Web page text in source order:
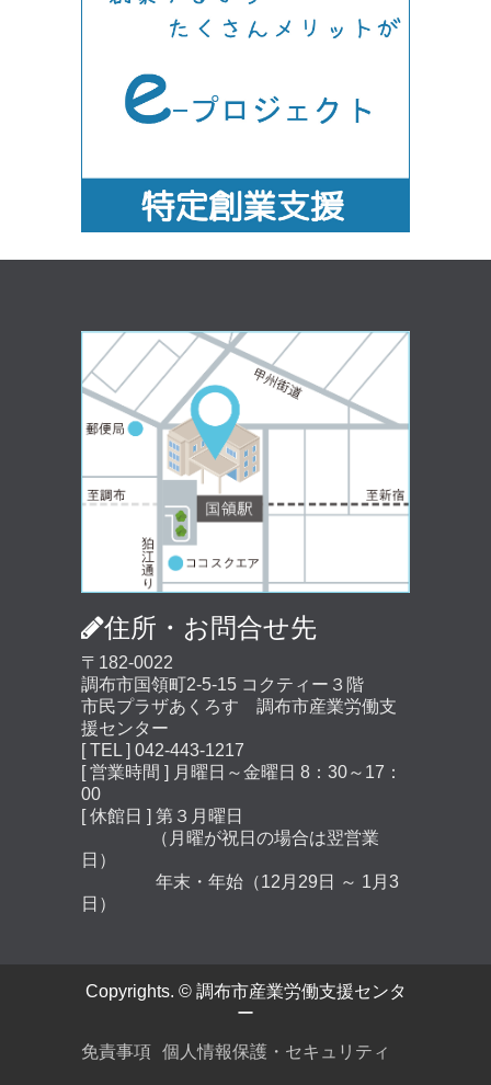
住所・お問合せ先
〒182-0022
調布市国領町2-5-15 コクティー３階
市民プラザあくろす 調布市産業労働支
援センター
[ TEL ] 042-443-1217
[ 営業時間 ] 月曜日～金曜日 8：30～17：
00
[ 休館日 ] 第３月曜日
（月曜が祝日の場合は翌営業
日）
年末・年始（12月29日 ～ 1月3
日）
Copyrights. © 調布市産業労働支援センタ
ー
免責事項 個人情報保護・セキュリティ